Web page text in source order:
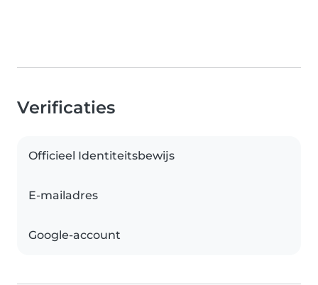
Verificaties
Officieel Identiteitsbewijs
E-mailadres
Google-account